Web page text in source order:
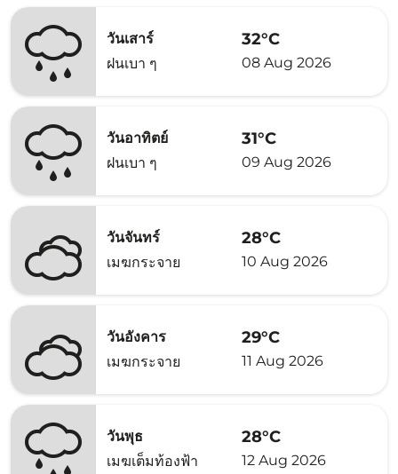
วันเสาร์
ฝนเบา ๆ
32°C
08 Aug 2026
วันอาทิตย์
ฝนเบา ๆ
31°C
09 Aug 2026
วันจันทร์
เมฆกระจาย
28°C
10 Aug 2026
วันอังคาร
เมฆกระจาย
29°C
11 Aug 2026
วันพุธ
เมฆเต็มท้องฟ้า
28°C
12 Aug 2026